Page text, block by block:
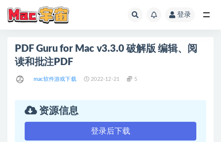
登录
PDF Guru for Mac v3.3.0 破解版 编辑、阅
读和批注PDF
mac软件游戏下载 2022-12-21 5
资源信息
登录后下载